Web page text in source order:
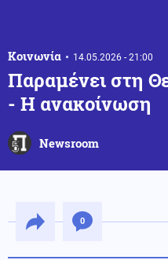
Κοινωνία 14.05.2026 - 21:00
Παραμένει στη
- Η ανακοίνωση
Newsroom
0